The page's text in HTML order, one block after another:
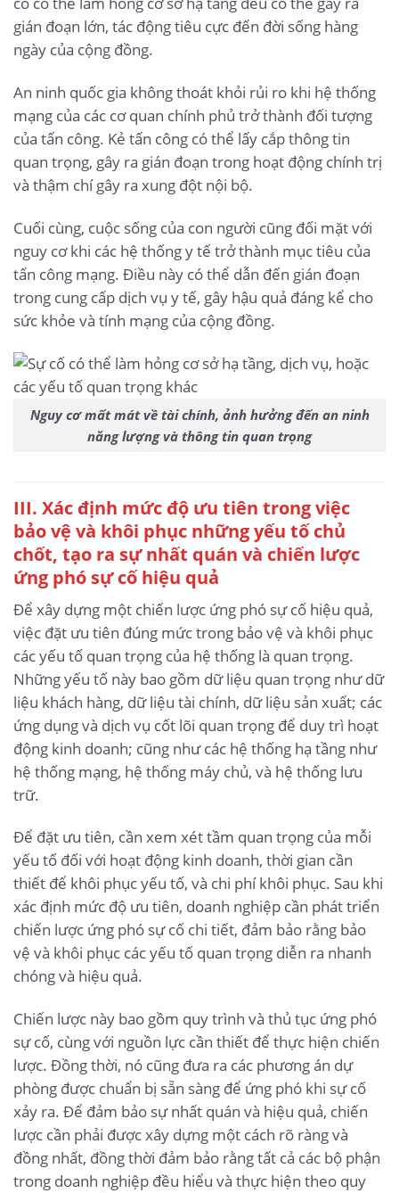
gián đoạn lớn, tác động tiêu cực đến đời sống hàng
ngày của cộng đồng.
An ninh quốc gia không thoát khỏi rủi ro khi hệ thống
mạng của các cơ quan chính phủ trở thành đối tượng
của tấn công. Kẻ tấn công có thể lấy cắp thông tin
quan trọng, gây ra gián đoạn trong hoạt động chính trị
và thậm chí gây ra xung đột nội bộ.
Cuối cùng, cuộc sống của con người cũng đối mặt với
nguy cơ khi các hệ thống y tế trở thành mục tiêu của
tấn công mạng. Điều này có thể dẫn đến gián đoạn
trong cung cấp dịch vụ y tế, gây hậu quả đáng kể cho
sức khỏe và tính mạng của cộng đồng.
Nguy cơ mất mát về tài chính, ảnh hưởng đến an ninh
năng lượng và thông tin quan trọng
III. Xác định mức độ ưu tiên trong việc
bảo vệ và khôi phục những yếu tố chủ
chốt, tạo ra sự nhất quán và chiến lược
ứng phó sự cố hiệu quả
Để xây dựng một chiến lược ứng phó sự cố hiệu quả,
việc đặt ưu tiên đúng mức trong bảo vệ và khôi phục
các yếu tố quan trọng của hệ thống là quan trọng.
Những yếu tố này bao gồm dữ liệu quan trọng như dữ
liệu khách hàng, dữ liệu tài chính, dữ liệu sản xuất; các
ứng dụng và dịch vụ cốt lõi quan trọng để duy trì hoạt
động kinh doanh; cũng như các hệ thống hạ tầng như
hệ thống mạng, hệ thống máy chủ, và hệ thống lưu
trữ.
Để đặt ưu tiên, cần xem xét tầm quan trọng của mỗi
yếu tố đối với hoạt động kinh doanh, thời gian cần
thiết để khôi phục yếu tố, và chi phí khôi phục. Sau khi
xác định mức độ ưu tiên, doanh nghiệp cần phát triển
chiến lược ứng phó sự cố chi tiết, đảm bảo rằng bảo
vệ và khôi phục các yếu tố quan trọng diễn ra nhanh
chóng và hiệu quả.
Chiến lược này bao gồm quy trình và thủ tục ứng phó
sự cố, cùng với nguồn lực cần thiết để thực hiện chiến
lược. Đồng thời, nó cũng đưa ra các phương án dự
phòng được chuẩn bị sẵn sàng để ứng phó khi sự cố
xảy ra. Để đảm bảo sự nhất quán và hiệu quả, chiến
lược cần phải được xây dựng một cách rõ ràng và
đồng nhất, đồng thời đảm bảo rằng tất cả các bộ phận
trong doanh nghiệp đều hiểu và thực hiện theo quy